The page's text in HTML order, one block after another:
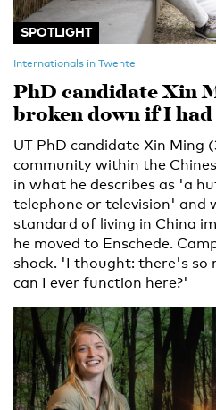
SPOTLIGHT
Internationals in Twente
PhD candidate Xin
broken down if I
UT PhD candidate Xin Ming
community within the
in what he describes as 'a
telephone or television' and
standard of living in China
he moved to Enschede.
shock. 'I thought: there's so
can I ever function here?'